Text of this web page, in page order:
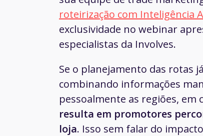
roteirização com Inteligência
exclusividade no webinar
especialistas da Involves.
Se o planejamento das rotas
combinando informações
pessoalmente as regiões, em
resulta em promotores
loja. Isso sem falar do